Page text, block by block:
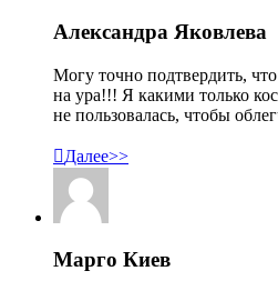
Александра Яковлева
Могу точно подтвердить,
на ура!!! Я какими только
не пользовалась, чтобы
Далее>>
Марго Киев